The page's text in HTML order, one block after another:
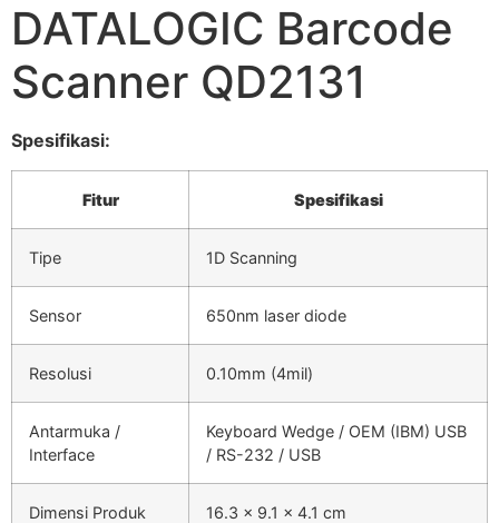
DATALOGIC Barcode
Scanner QD2131
Spesifikasi:
Fitur Spesifikasi
Tipe 1D Scanning
Sensor 650nm laser diode
Resolusi 0.10mm (4mil)
Antarmuka /
Interface
Keyboard Wedge / OEM (IBM) USB
/ RS-232 / USB
Dimensi Produk 16.3 x 9.1 x 4.1 cm